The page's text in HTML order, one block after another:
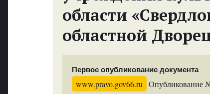
области
областной
Первое опубликование документа
www.pravo.gov66.ru Опубликование